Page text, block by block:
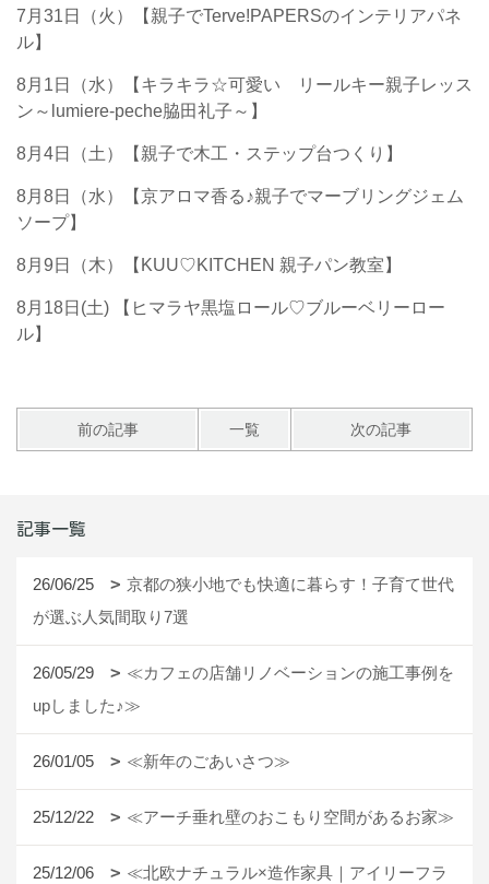
7月31日（火）【親子でTerve!PAPERSのインテリアパネ
ル】
8月1日（水）【キラキラ☆可愛い リールキー親子レッス
ン～lumiere-peche脇田礼子～】
8月4日（土）【親子で木工・ステップ台つくり】
8月8日（水）【京アロマ香る♪親子でマーブリングジェム
ソープ】
8月9日（木）【KUU♡KITCHEN 親子パン教室】
8月18日(土) 【ヒマラヤ黒塩ロール♡ブルーベリーロー
ル】
前の記事 一覧 次の記事
記事一覧
26/06/25
京都の狭小地でも快適に暮らす！子育て世代
が選ぶ人気間取り7選
26/05/29
≪カフェの店舗リノベーションの施工事例を
upしました♪≫
26/01/05 ≪新年のごあいさつ≫
25/12/22 ≪アーチ垂れ壁のおこもり空間があるお家≫
25/12/06
≪北欧ナチュラル×造作家具｜アイリーフラ